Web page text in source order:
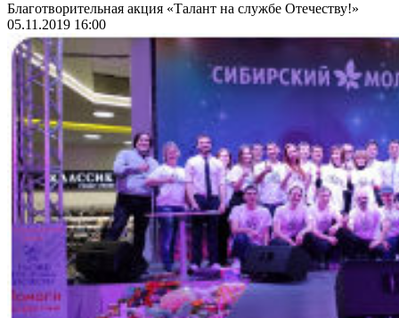
Благотворительная акция «Талант на службе Отечеству!»
05.11.2019 16:00